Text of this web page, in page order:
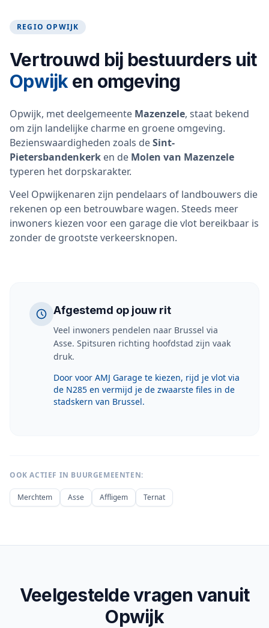
REGIO OPWIJK
Vertrouwd bij bestuurders uit
Opwijk en omgeving
Opwijk, met deelgemeente Mazenzele, staat bekend
om zijn landelijke charme en groene omgeving.
Bezienswaardigheden zoals deSint-
Pietersbandenkerk en de Molen van Mazenzele
typeren het dorpskarakter.
Veel Opwijkenaren zijn pendelaars of landbouwers die
rekenen op een betrouwbare wagen. Steeds meer
inwoners kiezen voor een garage die vlot bereikbaar is
zonder de grootste verkeersknopen.
Afgestemd op jouw rit
Veel inwoners pendelen naar Brussel via
Asse. Spitsuren richting hoofdstad zijn vaak
druk.
Door voor AMJ Garage te kiezen, rijd je vlot via
de N285 en vermijd je de zwaarste files in de
stadskern van Brussel.
OOK ACTIEF IN BUURGEMEENTEN:
Merchtem Asse Affligem Ternat
Veelgestelde vragen vanuit
Opwijk